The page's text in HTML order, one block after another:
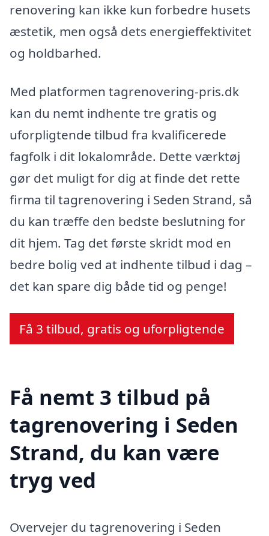
renovering kan ikke kun forbedre husets
æstetik, men også dets energieffektivitet
og holdbarhed.
Med platformen tagrenovering-pris.dk
kan du nemt indhente tre gratis og
uforpligtende tilbud fra kvalificerede
fagfolk i dit lokalområde. Dette værktøj
gør det muligt for dig at finde det rette
firma til tagrenovering i Seden Strand, så
du kan træffe den bedste beslutning for
dit hjem. Tag det første skridt mod en
bedre bolig ved at indhente tilbud i dag –
det kan spare dig både tid og penge!
Få 3 tilbud, gratis og uforpligtende
Få nemt 3 tilbud på
tagrenovering i Seden
Strand, du kan være
tryg ved
Overvejer du tagrenovering i Seden